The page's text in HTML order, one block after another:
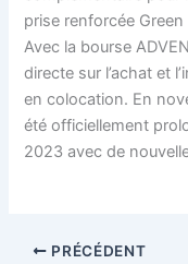
prise renforcée Green
Avec la bourse
directe sur l’achat et
en colocation. En
été officiellement
2023 avec de
PRÉCÉDENT